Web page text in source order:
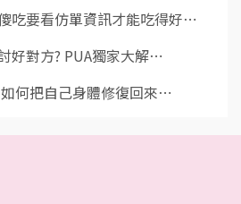
吃要看仿單資訊才能吃得好⋯
好對方? PUA獨家大解⋯
如何把自己身體修復回來⋯